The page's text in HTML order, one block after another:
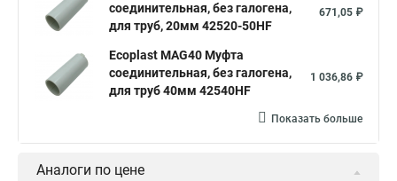
соединительная, без галогена,
для труб, 20мм 42520-50HF
671,05 ₽
Ecoplast MAG40 Муфта
соединительная, без галогена,
для труб 40мм 42540HF
1 036,86 ₽
Показать больше
Аналоги по цене